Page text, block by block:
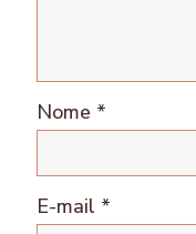
Nome *
E-mail *